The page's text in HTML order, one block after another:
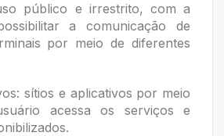
público e irrestrito, com a
a comunicação de
por meio de diferentes
sítios e aplicativos por meio
acessa os serviços e